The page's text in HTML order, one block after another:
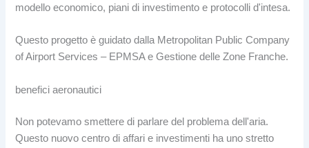
modello economico, piani di investimento e protocolli d'intesa.
Questo progetto è guidato dalla Metropolitan Public Company
of Airport Services – EPMSA e Gestione delle Zone Franche.
benefici aeronautici
Non potevamo smettere di parlare del problema dell'aria.
Questo nuovo centro di affari e investimenti ha uno stretto